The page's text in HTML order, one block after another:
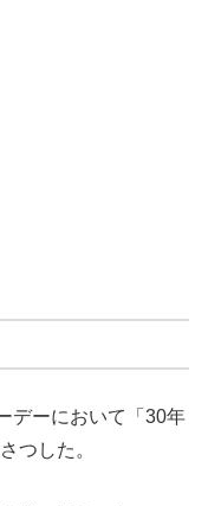
デーにおいて「30年
つした。